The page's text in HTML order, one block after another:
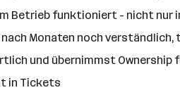
Betrieb funktioniert - nicht nur
nach Monaten noch
und übernimmst Ownership
in Tickets